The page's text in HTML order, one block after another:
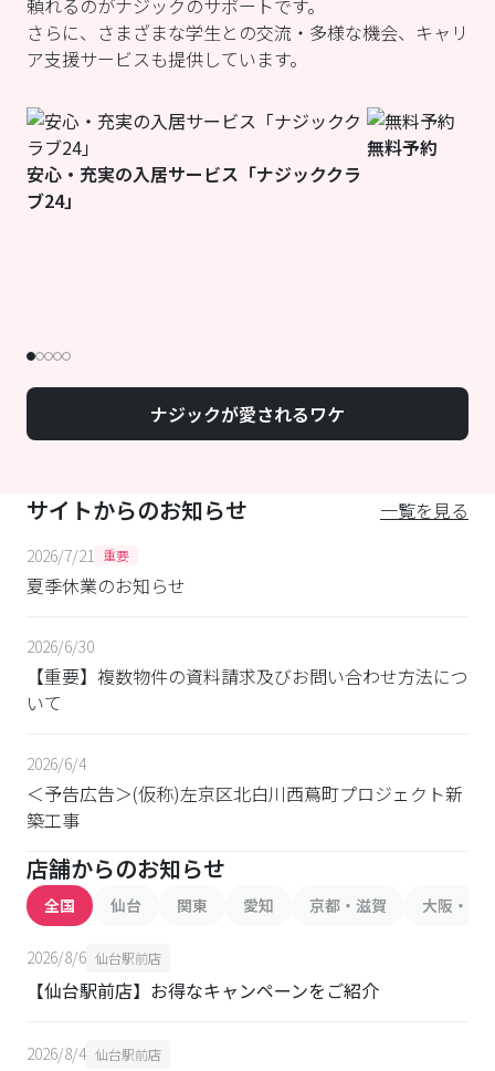
さらに、さまざまな学生との交流・多様な機会、キャリ
ア支援サービスも提供しています。
安心・充実の入居サービス「ナジッククラ
ブ24」
無料予約
ナジックが愛されるワケ
サイトからのお知らせ 一覧を見る
2026/7/21 重要
夏季休業のお知らせ
2026/6/30
【重要】複数物件の資料請求及びお問い合わせ方法につ
いて
2026/6/4
＜予告広告＞(仮称)左京区北白川西蔦町プロジェクト新
築工事
店舗からのお知らせ
全国 仙台 関東 愛知 京都・滋賀 大阪・兵
2026/8/6 仙台駅前店
【仙台駅前店】お得なキャンペーンをご紹介
2026/8/4 仙台駅前店